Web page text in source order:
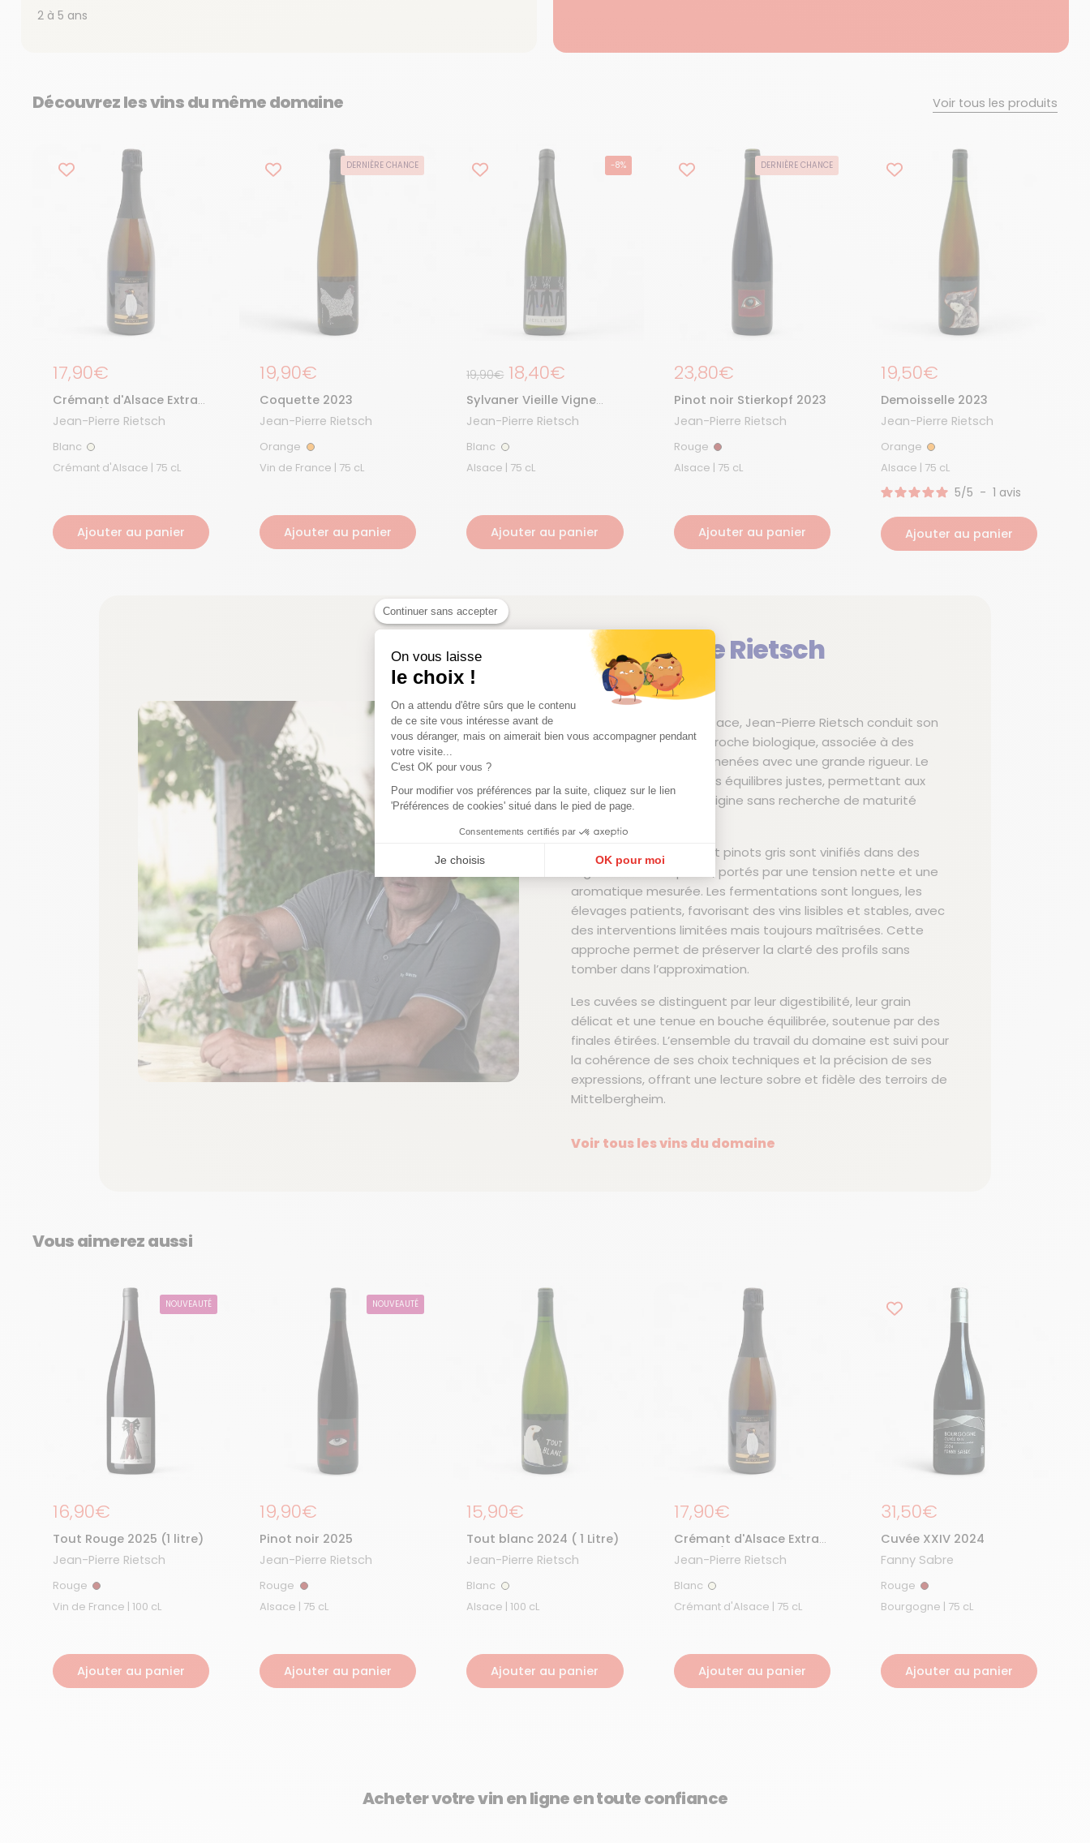
Continuer sans accepter
On vous laisse
le choix !
On a attendu d'être sûrs que le contenu
de ce site vous intéresse avant de
vous déranger, mais on aimerait bien vous accompagner pendant
votre visite...
C'est OK pour vous ?
Pour modifier vos préférences par la suite, cliquez sur le lien
'Préférences de cookies' situé dans le pied de page.
Consentements certifiés par
Je choisis OK pour moi
Axeptio consent
Plateforme de Gestion du Consentement : Personnalisez vos Options
Notre plateforme vous permet d'adapter et de gérer vos paramètres de confidentialité, en garantissant la conformité avec les réglementations.
2 à 5 ans
Découvrez les vins du même domaine Voir tous les produits
Prix régulier
17,90€
Crémant d'Alsace Extra
Brut 23/24
Jean-Pierre Rietsch
Blanc Blanc
Crémant d'Alsace | 75 cL
Ajouter au panier
DERNIÈRE CHANCE
Prix régulier
19,90€
Coquette 2023
Jean-Pierre Rietsch
Orange Orange
Vin de France | 75 cL
Ajouter au panier
-8%
Prix de solde
19,90€ Prix régulier
18,40€
Sylvaner Vieille Vigne
2023
Jean-Pierre Rietsch
Blanc Blanc
Alsace | 75 cL
Ajouter au panier
DERNIÈRE CHANCE
Prix régulier
23,80€
Pinot noir Stierkopf 2023
Jean-Pierre Rietsch
Rouge Rouge
Alsace | 75 cL
Ajouter au panier
Prix régulier
19,50€
Demoisselle 2023
Jean-Pierre Rietsch
Orange Orange
Alsace | 75 cL
5/5 - 1 avis
Ajouter au panier
Jean-Pierre Rietsch
Alsace | France
À Mittelbergheim, en Alsace, Jean-Pierre Rietsch conduit son
domaine selon une approche biologique, associée à des
vinifications naturelles menées avec une grande rigueur. Le
travail à la vigne vise des équilibres justes, permettant aux
raisins d’exprimer leur origine sans recherche de maturité
Les rieslings, sylvaners et pinots gris sont vinifiés dans des
registres secs et précis, portés par une tension nette et une
aromatique mesurée. Les fermentations sont longues, les
élevages patients, favorisant des vins lisibles et stables, avec
des interventions limitées mais toujours maîtrisées. Cette
approche permet de préserver la clarté des profils sans
tomber dans l’approximation.
Les cuvées se distinguent par leur digestibilité, leur grain
délicat et une tenue en bouche équilibrée, soutenue par des
finales étirées. L’ensemble du travail du domaine est suivi pour
la cohérence de ses choix techniques et la précision de ses
expressions, offrant une lecture sobre et fidèle des terroirs de
Mittelbergheim.
Voir tous les vins du domaine
Vous aimerez aussi
NOUVEAUTÉ
Prix régulier
16,90€
Tout Rouge 2025 (1 litre)
Jean-Pierre Rietsch
Rouge Rouge
Vin de France | 100 cL
Ajouter au panier
NOUVEAUTÉ
Prix régulier
19,90€
Pinot noir 2025
Jean-Pierre Rietsch
Rouge Rouge
Alsace | 75 cL
Ajouter au panier
Prix régulier
15,90€
Tout blanc 2024 ( 1 Litre)
Jean-Pierre Rietsch
Blanc Blanc
Alsace | 100 cL
Ajouter au panier
Prix régulier
17,90€
Crémant d'Alsace Extra
Brut 23/24
Jean-Pierre Rietsch
Blanc Blanc
Crémant d'Alsace | 75 cL
Ajouter au panier
Prix régulier
31,50€
Cuvée XXIV 2024
Fanny Sabre
Rouge Rouge
Bourgogne | 75 cL
Ajouter au panier
Acheter votre vin en ligne en toute confiance